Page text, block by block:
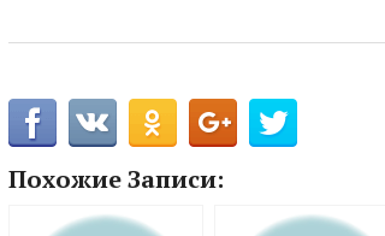
Похожие Записи: